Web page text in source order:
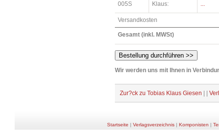
005S
Klaus:
...
Versandkosten
Gesamt (inkl. MWSt)
Wir werden uns mit Ihnen in
Zur?ck zu Tobias Klaus Giesen
Startseite | Verlagsverzeichnis| Komponisten |